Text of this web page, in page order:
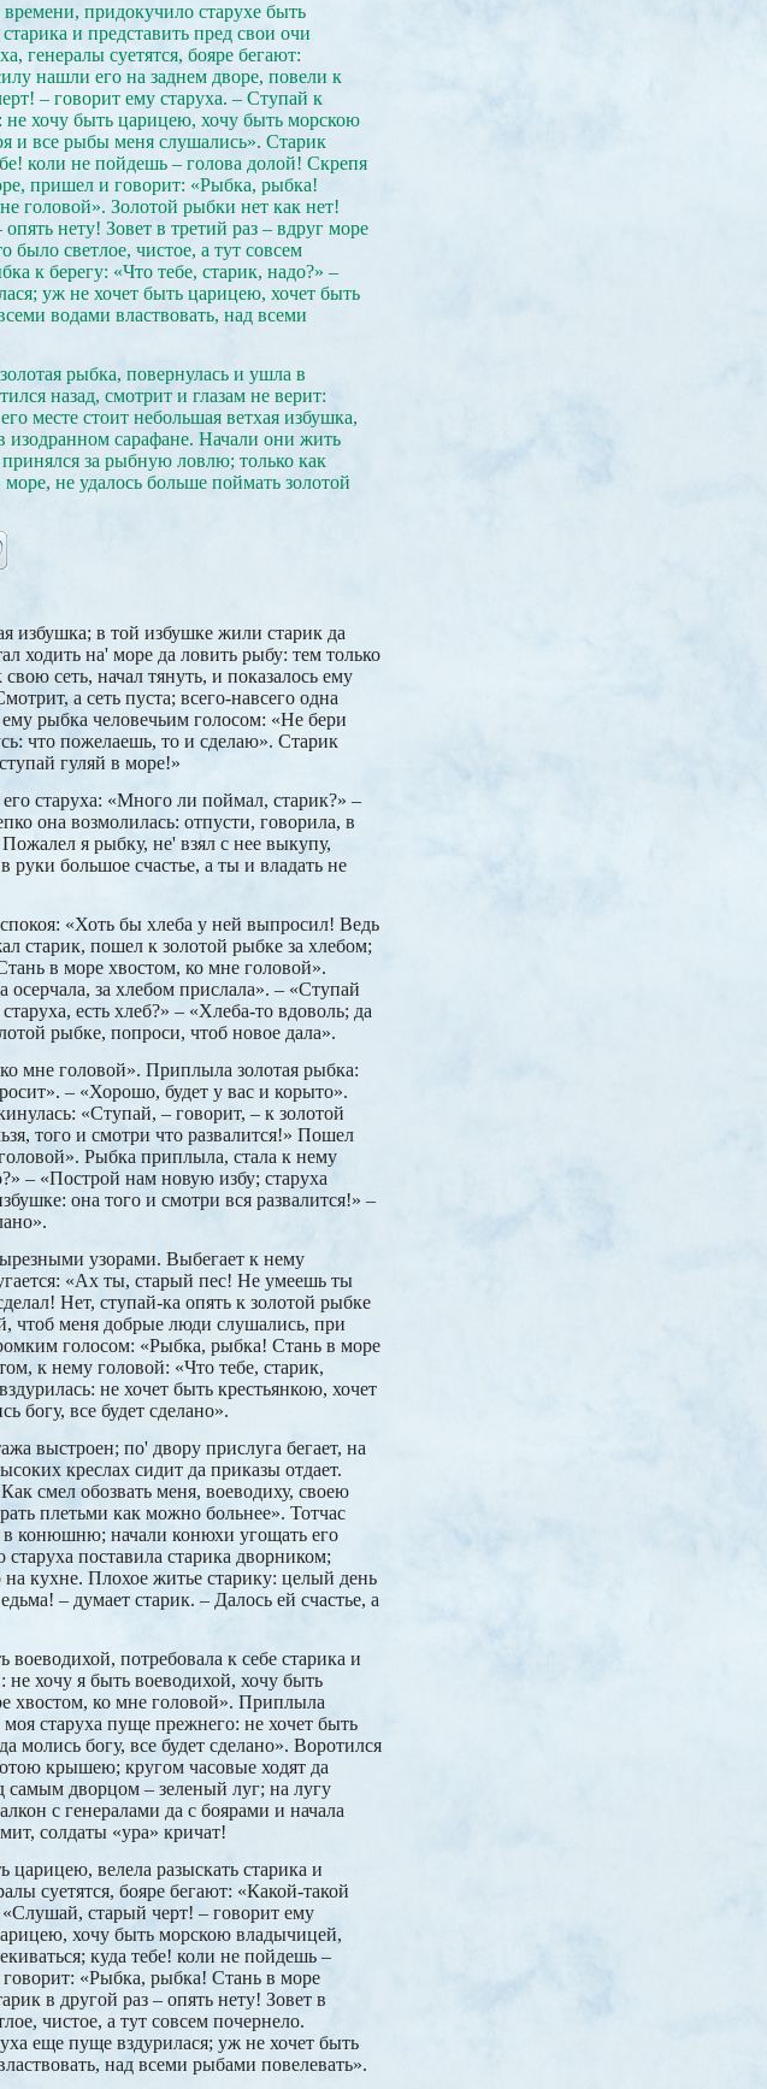
придокучило старухе быть
и представить пред свои очи
генералы суетятся, бояре бегают:
нашли его на заднем дворе, повели к
– говорит ему старуха. – Ступай к
не хочу быть царицею, хочу быть морскою
и все рыбы меня слушались». Старик
коли не пойдешь – голова долой! Скрепя
пришел и говорит: «Рыбка, рыбка!
головой». Золотой рыбки нет как нет!
нету! Зовет в третий раз – вдруг море
было светлое, чистое, а тут совсем
к берегу: «Что тебе, старик, надо?» –
уж не хочет быть царицею, хочет быть
водами властвовать, над всеми
рыбка, повернулась и ушла в
назад, смотрит и глазам не верит:
месте стоит небольшая ветхая избушка,
изодранном сарафане. Начали они жить
за рыбную ловлю; только как
не удалось больше поймать золотой
избушка; в той избушке жили старик да
ходить на' море да ловить рыбу: тем только
сеть, начал тянуть, и показалось ему
а сеть пуста; всего-навсего одна
рыбка человечьим голосом: «Не бери
что пожелаешь, то и сделаю». Старик
гуляй в море!»
старуха: «Много ли поймал, старик?» –
она возмолилась: отпусти, говорила, в
я рыбку, не' взял с нее выкупу,
большое счастье, а ты и владать не
спокоя: «Хоть бы хлеба у ней выпросил! Ведь
старик, пошел к золотой рыбке за хлебом;
в море хвостом, ко мне головой».
за хлебом прислала». – «Ступай
есть хлеб?» – «Хлеба-то вдоволь; да
рыбке, попроси, чтоб новое дала».
мне головой». Приплыла золотая рыбка:
– «Хорошо, будет у вас и корыто».
«Ступай, – говорит, – к золотой
того и смотри что развалится!» Пошел
Рыбка приплыла, стала к нему
– «Построй нам новую избу; старуха
она того и смотри вся развалится!» –
узорами. Выбегает к нему
«Ах ты, старый пес! Не умеешь ты
Нет, ступай-ка опять к золотой рыбке
чтоб меня добрые люди слушались, при
голосом: «Рыбка, рыбка! Стань в море
к нему головой: «Что тебе, старик,
не хочет быть крестьянкою, хочет
богу, все будет сделано».
выстроен; по' двору прислуга бегает, на
креслах сидит да приказы отдает.
смел обозвать меня, воеводиху, своею
плетьми как можно больнее». Тотчас
в конюшню; начали конюхи угощать его
поставила старика дворником;
на кухне. Плохое житье старику: целый день
– думает старик. – Далось ей счастье, а
потребовала к себе старика и
хочу я быть воеводихой, хочу быть
хвостом, ко мне головой». Приплыла
старуха пуще прежнего: не хочет быть
богу, все будет сделано». Воротился
крышею; кругом часовые ходят да
дворцом – зеленый луг; на лугу
с генералами да с боярами и начала
солдаты «ура» кричат!
велела разыскать старика и
суетятся, бояре бегают: «Какой-такой
старый черт! – говорит ему
хочу быть морскою владычицей,
куда тебе! коли не пойдешь –
«Рыбка, рыбка! Стань в море
в другой раз – опять нету! Зовет в
чистое, а тут совсем почернело.
еще пуще вздурилася; уж не хочет быть
над всеми рыбами повелевать».